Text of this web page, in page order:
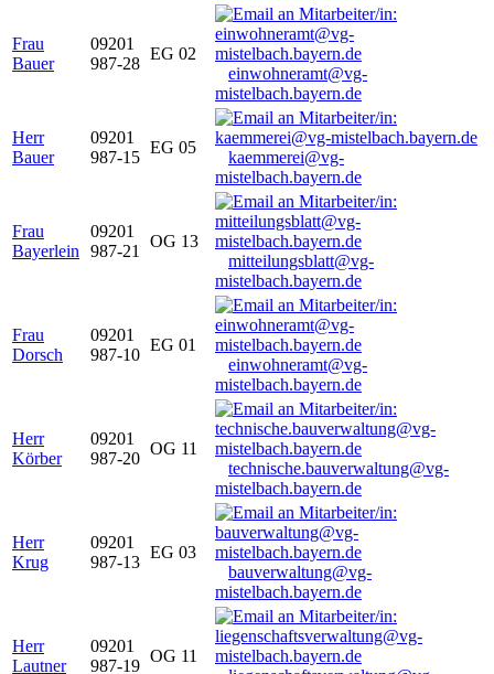
Frau
Bauer
09201
987-28
EG 02
einwohneramt@vg-
mistelbach.bayern.de
Herr
Bauer
09201
987-15
EG 05
kaemmerei@vg-
mistelbach.bayern.de
Frau
Bayerlein
09201
987-21
OG 13
mitteilungsblatt@vg-
mistelbach.bayern.de
Frau
Dorsch
09201
987-10
EG 01
einwohneramt@vg-
mistelbach.bayern.de
Herr
Körber
09201
987-20
OG 11
technische.bauverwaltung@vg-
mistelbach.bayern.de
Herr
Krug
09201
987-13
EG 03
bauverwaltung@vg-
mistelbach.bayern.de
Herr
Lautner
09201
987-19
OG 11